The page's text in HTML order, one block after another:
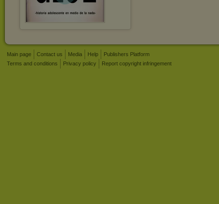
Main page Contact us Media Help
Publishers Platform
Terms and conditions
Privacy policy Report copyright infringement